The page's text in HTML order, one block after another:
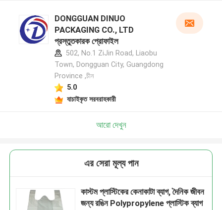
DONGGUAN DINUO
PACKAGING CO., LTD
প্রস্তুতকারক প্রোফাইল
502, No.1 ZiJin Road, Liaobu
Town, Dongguan City, Guangdong
Province ,চীন
5.0
যাচাইকৃত সরবরাহকারী
আরো দেখুন
এর সেরা মূল্য পান
কাস্টম প্লাস্টিকের কেনাকাটা ব্যাগ, দৈনিক জীবন
জন্য রঙিন Polypropylene প্লাস্টিক ব্যাগ